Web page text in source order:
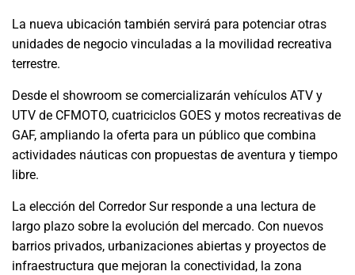
La nueva ubicación también servirá para potenciar otras
unidades de negocio vinculadas a la movilidad recreativa
terrestre.
Desde el showroom se comercializarán vehículos ATV y
UTV de CFMOTO, cuatriciclos GOES y motos recreativas de
GAF, ampliando la oferta para un público que combina
actividades náuticas con propuestas de aventura y tiempo
libre.
La elección del Corredor Sur responde a una lectura de
largo plazo sobre la evolución del mercado. Con nuevos
barrios privados, urbanizaciones abiertas y proyectos de
infraestructura que mejoran la conectividad, la zona